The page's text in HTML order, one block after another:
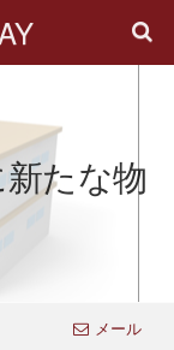
たな物
メール